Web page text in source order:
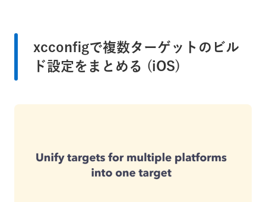
xcconfigで複数ターゲットのビル
ド設定をまとめる (iOS)